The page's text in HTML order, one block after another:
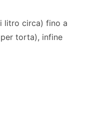
litro circa) fino a
torta), infine